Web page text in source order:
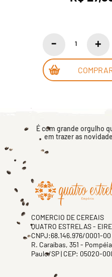
É com grande orgulho
em trazer as
COMERCIO DE CEREAIS
QUATRO ESTRELAS -
CNPJ:68.146.976/0001-00
R. Caraíbas, 351 -
Paulo/SP | CEP: 05020-